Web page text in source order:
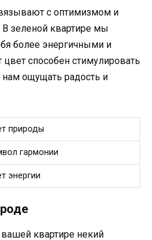
с оптимизмом и
зеленой квартире мы
более энергичными и
способен стимулировать
нам ощущать радость и
природы
гармонии
энергии
квартире некий